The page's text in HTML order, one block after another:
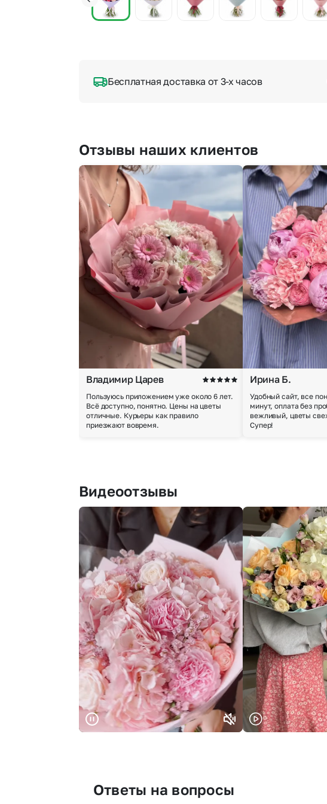
Или выберите
Москва и МО
Нижний
Казань
Челябинск
Бесплатная доставка от 3-х часов
Отзывы наших клиентов
Владимир Царев
Пользуюсь приложением уже около 6 лет.
Всё доступно, понятно. Цены на цветы
отличные. Курьеры как правило
приезжают вовремя.
Ирина Б.
Удобный сайт, все
минут, оплата без
вежливый, цветы
Супер!
Видеоотзывы
Ответы на вопросы